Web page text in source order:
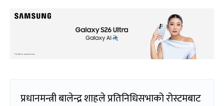
प्रधानमन्त्री बालेन्द्र शाहले प्रतिनिधिसभाको रोस्टमबाट